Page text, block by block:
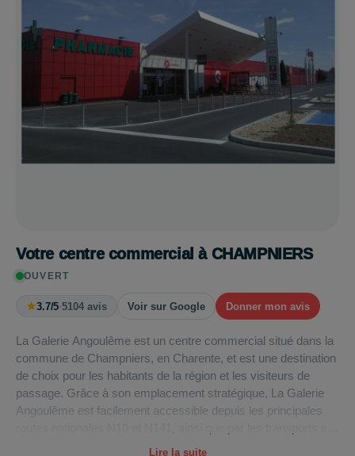
Votre centre commercial à CHAMPNIERS
OUVERT
★3.7/5·5104 avis Voir sur Google Donner mon avis
La Galerie Angoulême est un centre commercial situé dans la
commune de Champniers, en Charente, et est une destination
de choix pour les habitants de la région et les visiteurs de
passage. Grâce à son emplacement stratégique, La Galerie
Angoulême est facilement accessible depuis les principales
commun via la ligne Réseau Vert, qui dessert la zone
Lire la suite